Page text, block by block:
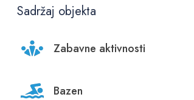
Sadržaj objekta
Zabavne aktivnosti
Bazen